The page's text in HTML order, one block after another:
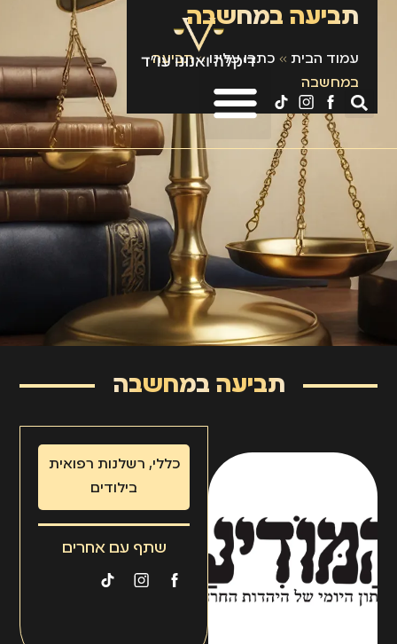
תביעה במחשבה
עמוד הבית» כתבו עלינו»תביעה
במחשבה
תביעה במחשבה
כללי, רשלנות רפואית
בילודים
שתף עם אחרים